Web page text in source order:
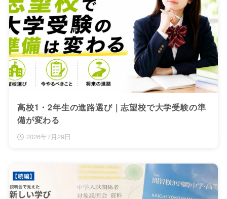
高校1・2年生の進路選び｜志望校で大学受験の準
備が変わる
2026年7月29日